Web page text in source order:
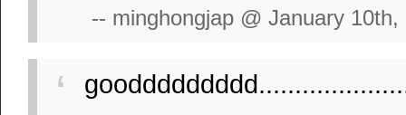
-- minghongjap @ January 10th,